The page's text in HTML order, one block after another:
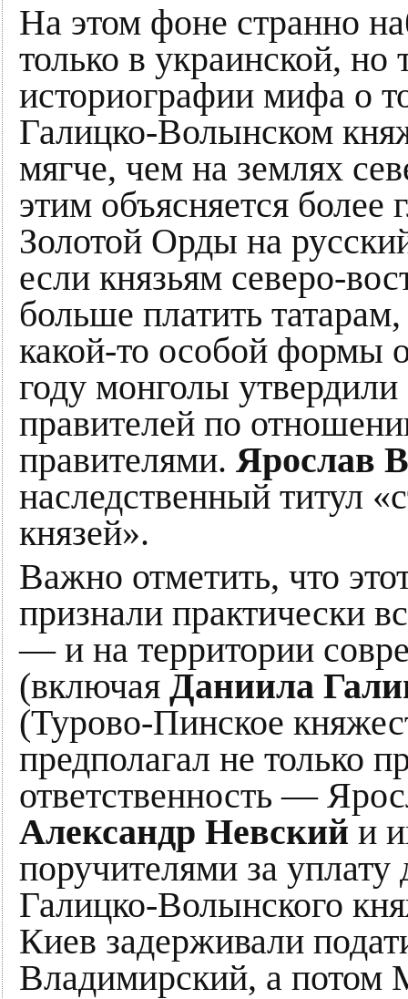
На этом фоне странно
только в украинской, но
историографии мифа о
Галицко-Волынском
мягче, чем на землях
этим объясняется более
Золотой Орды на
если князьям северо-
больше платить
какой-то особой формы
году монголы утвердили
правителей по
правителями. Ярослав
наследственный титул
князей».
Важно отметить, что
признали практически
— и на территории
(включая Даниила
(Турово-Пинское
предполагал не только
ответственность —
Александр Невский и
поручителями за
Галицко-Волынского
Киев задерживали
Владимирский, а потом